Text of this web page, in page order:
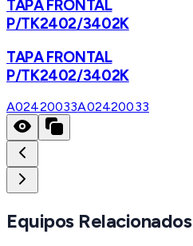
TAPA FRONTAL
P/TK2402/3402K
TAPA FRONTAL
P/TK2402/3402K
A02420033A02420033
Equipos Relacionados